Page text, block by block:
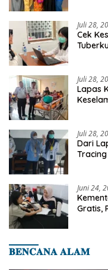
Juli 28,
Cek
Juli 28,
Lapas
Juli 28,
Dari
Juni 24,
Gratis,
𝐁𝐄𝐍𝐂𝐀𝐍𝐀 𝐀𝐋𝐀𝐌